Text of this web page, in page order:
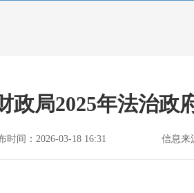
政局2025年法治政
时间：2026-03-18 16:31 信息来